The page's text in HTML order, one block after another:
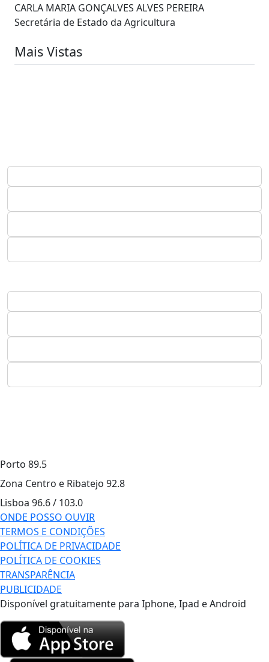
CARLA MARIA GONÇALVES ALVES PEREIRA
Secretária de Estado da Agricultura
Mais Vistas
Porto 89.5
Zona Centro e Ribatejo 92.8
Lisboa 96.6 / 103.0
ONDE POSSO OUVIR
TERMOS E CONDIÇÕES
POLÍTICA DE PRIVACIDADE
POLÍTICA DE COOKIES
TRANSPARÊNCIA
PUBLICIDADE
Disponível gratuitamente para Iphone, Ipad e Android